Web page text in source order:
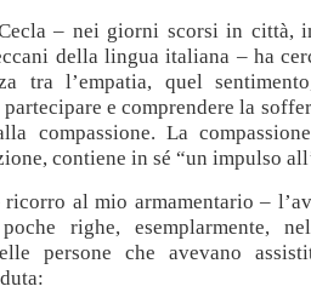
– nei giorni scorsi in città,
della lingua italiana – ha
tra l’empatia, quel
e comprendere la
compassione. La
contiene in sé “un impulso
ricorro al mio armamentario –
righe, esemplarmente,
persone che avevano